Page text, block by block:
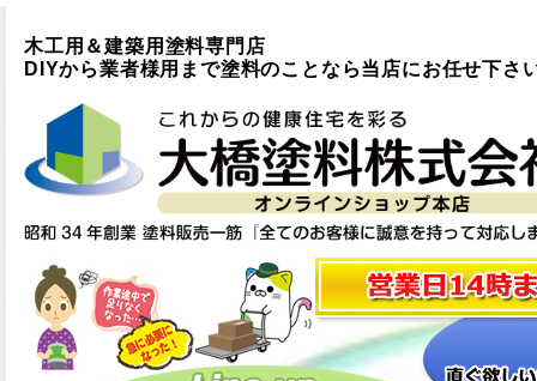
木工用＆建築用塗料専門店
DIYから業者様用まで塗料のことなら当店にお任せ下さ